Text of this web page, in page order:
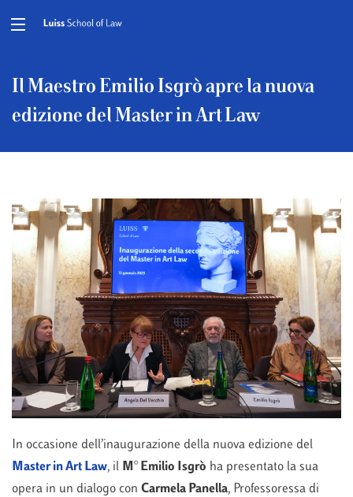
Il Maestro Emilio Isgrò apre la nuova
edizione del Master in Art Law
In occasione dell’inaugurazione della nuova edizione del
Master in Art Law, il M° Emilio Isgrò ha presentato la sua
opera in un dialogo con Carmela Panella, Professoressa di